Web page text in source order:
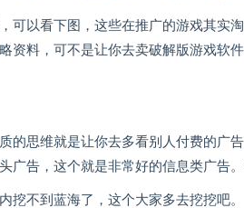
可以看下图，这些在推广的游戏其实
资料，可不是让你去卖破解版游戏软件
的思维就是让你去多看别人付费的广
广告，这个就是非常好的信息类广告
挖不到蓝海了，这个大家多去挖挖吧。